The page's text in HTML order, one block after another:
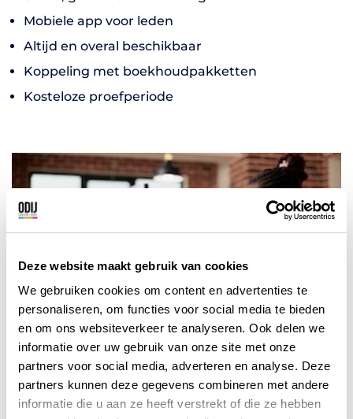
Deze website maakt gebruik van cookies
We gebruiken cookies om content en advertenties te
personaliseren, om functies voor social media te bieden
en om ons websiteverkeer te analyseren. Ook delen we
informatie over uw gebruik van onze site met onze
partners voor social media, adverteren en analyse. Deze
partners kunnen deze gegevens combineren met andere
informatie die u aan ze heeft verstrekt of die ze hebben
Mobiele app voor leden
Altijd en overal beschikbaar
Koppeling met boekhoudpakketten
Kosteloze proefperiode